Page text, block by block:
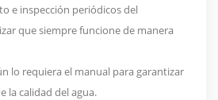
e inspección periódicos del
que siempre funcione de manera
lo requiera el manual para garantizar
la calidad del agua.